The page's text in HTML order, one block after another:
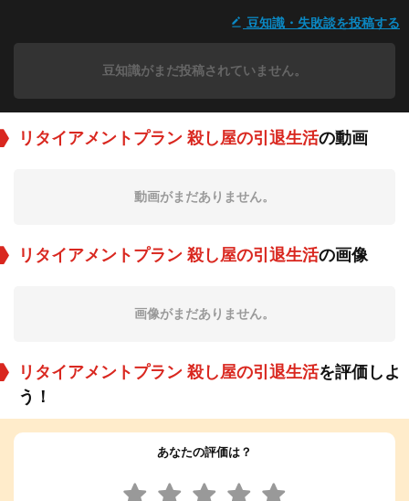
豆知識・失敗談を投稿する
豆知識がまだ投稿されていません。
リタイアメントプラン 殺し屋の引退生活の動画
動画がまだありません。
リタイアメントプラン 殺し屋の引退生活の画像
画像がまだありません。
リタイアメントプラン 殺し屋の引退生活を評価しよ
う！
あなたの評価は？